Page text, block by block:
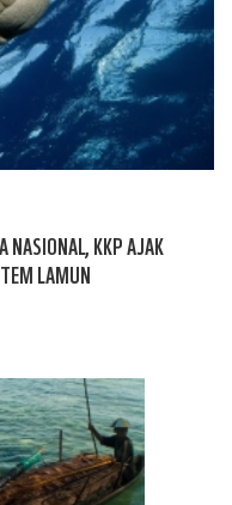
NASIONAL, KKP AJAK
LAMUN